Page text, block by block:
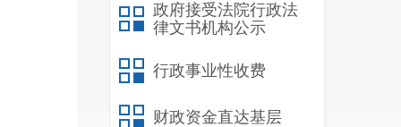
政府接受法院行政法
律文书机构公示
行政事业性收费
财政资金直达基层